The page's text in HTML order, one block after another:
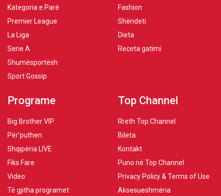
Kategoria e Parë
Premier League
La Liga
Serie A
Shumësportësh
Sport Gossip
Fashion
Shëndeti
Dieta
Receta gatimi
Programe
Big Brother VIP
Për’puthen
Shqipëria LIVE
Fiks Fare
Video
Të gjitha programet
Top Channel
Rreth Top Channel
Bileta
Kontakt
Puno në Top Channel
Privacy Policy & Terms of Use
Aksesueshmëria